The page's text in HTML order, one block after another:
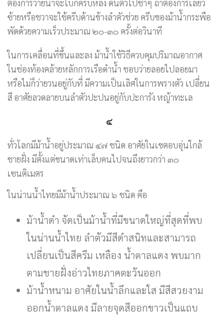
ต้องการว่ายน้ำจะโบกครีบหลัง ดันตัวไปช้าๆ ถ้าต้องการเลี้ยว
ซ้ายหรือชวาจะใช้ครีบด้านข้างลำตัวช่วย ครีบของม้าน้ำกระพือ
พัดด้วยความเร็วประมาณ ๒๐-๓๐ ครั้งต่อวินาที
ในการเคลื่อนที่ขึ้นและลง ม้าน้ำใช้วิธีควบคุมปริมาณอากาศ
ในช่องท้องคล้ายหลักการเรือดำน้ำ ชอบว่ายลอยไปลอยมา
หรือไม่ก็ว่ายวนอยู่กับที่ มีความเป็นเลิศในการพรางตัว เปลี่ยน
สี อาศัยลวดลายบนลำตัวปะปนอยู่กับปะการัง หญ้าทะเล
๔
ทั่วโลกมีม้าน้ำอยู่ประมาณ ๔๗ ชนิด อาศัยในเขตอบอุ่นใกล้
ชายฝั่ง มีตั้งแต่ขนาดเท่าเล็บคนไปจนถึงยาวกว่า ๓๐
เซนติเมตร
ในน่านน้ำไทยมีม้าน้ำประมาณ ๖ ชนิด คือ
ม้าน้ำดำ จัดเป็นม้าน้ำที่มีขนาดใหญ่ที่สุดที่พบ
ในน่านน้ำไทย ลำตัวมีสีดำสนิทและสามารถ
เปลี่ยนเป็นสีครีม เหลือง น้ำตาลแดง พบมาก
ตามชายฝั่งอ่าวไทยภาคตะวันออก
ม้าน้ำหนาม อาศัยในน้ำลึกและใส มีสีสวยงาม
ออกน้ำตาลแดง มีลายจุดสีออกขาวเป็นแถบ